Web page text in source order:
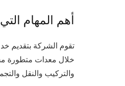
أهم المهام
تقوم الشركة بتقديم
خلال معدات متطورة
والتركيب والنقل